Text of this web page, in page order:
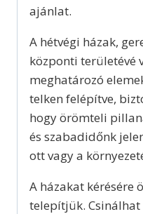
ajánlat.
A hétvégi házak,
központi területévé
meghatározó
telken felépítve,
hogy örömteli
és szabadidőnk
ott vagy a
A házakat kérésére
telepítjük.